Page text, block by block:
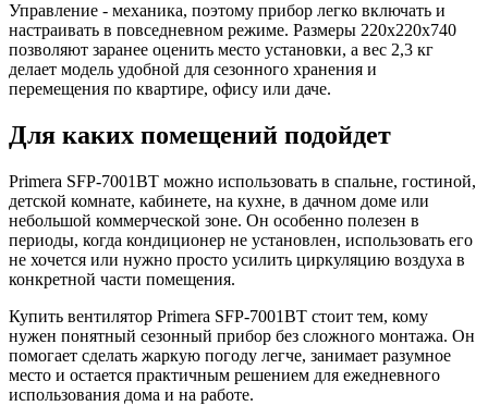
Управление - механика, поэтому прибор легко включать и
настраивать в повседневном режиме. Размеры 220x220x740
позволяют заранее оценить место установки, а вес 2,3 кг
делает модель удобной для сезонного хранения и
перемещения по квартире, офису или даче.
Для каких помещений подойдет
Primera SFP-7001BT можно использовать в спальне, гостиной,
детской комнате, кабинете, на кухне, в дачном доме или
небольшой коммерческой зоне. Он особенно полезен в
периоды, когда кондиционер не установлен, использовать его
не хочется или нужно просто усилить циркуляцию воздуха в
конкретной части помещения.
Купить вентилятор Primera SFP-7001BT стоит тем, кому
нужен понятный сезонный прибор без сложного монтажа. Он
помогает сделать жаркую погоду легче, занимает разумное
место и остается практичным решением для ежедневного
использования дома и на работе.